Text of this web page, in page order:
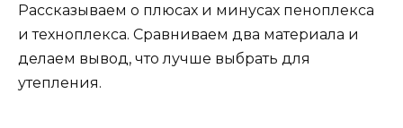
Рассказываем о плюсах и минусах пеноплекса
и техноплекса. Сравниваем два материала и
делаем вывод, что лучше выбрать для
утепления.